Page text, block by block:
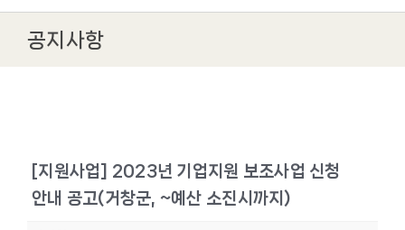
공지사항
[지원사업] 2023년 기업지원 보조사업 신청
안내 공고(거창군, ~예산 소진시까지)